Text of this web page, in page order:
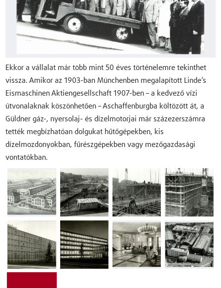
Ekkor a vállalat már több mint 50 éves történelemre tekinthet
vissza. Amikor az 1903-ban Münchenben megalapított Linde’s
Eismaschinen Aktiengesellschaft 1907-ben – a kedvező vízi
útvonalaknak köszönhetően – Aschaffenburgba költözött át, a
Güldner gáz-, nyersolaj- és dízelmotorjai már százezerszámra
tették megbízhatóan dolgukat hűtőgépekben, kis
dízelmozdonyokban, fűrészgépekben vagy mezőgazdasági
vontatókban.